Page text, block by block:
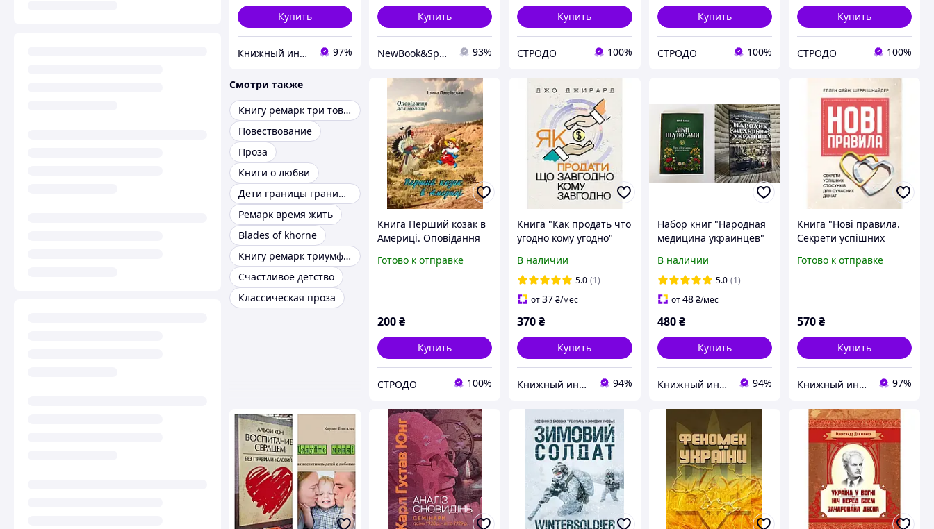
Купить
Книжный интернет-магазин "BestBook" 97%
Купить
NewBook&Sports 93%
Купить
СТРОДО 100%
Купить
СТРОДО 100%
Купить
СТРОДО 100%
Смотри также
Книгу ремарк три товарища
Повествование
Проза
Книги о любви
Дети границы границы
Ремарк время жить
Blades of khorne
Книгу ремарк триумфальная арка
Счастливое детство
Классическая проза
Книга Перший козак в
Америці. Оповідання
Ірина Лаврівська (ЦУЛ)
Готово к отправке
200₴
Купить
СТРОДО 100%
Книга "Как продать что
угодно кому угодно"
В наличии
5.0 (1)
от37₴/мес
370₴
Купить
Книжный интернет - магазин "Лучшие книги" 94%
Набор книг "Народная
медицина украинцев"
Есть.,"Леки под ногами!
О лечении
растениями" Юрий
Липа
В наличии
5.0 (1)
от48 ₴/мес
480 ₴
Купить
Книжный интернет - магазин "Лучшие книги" 94%
Книга "Нові правила.
Секрети успішних
дівчат" Еллен Фейн,
Готово к отправке
570₴
Купить
Книжный интернет-магазин "BestBook" 97%